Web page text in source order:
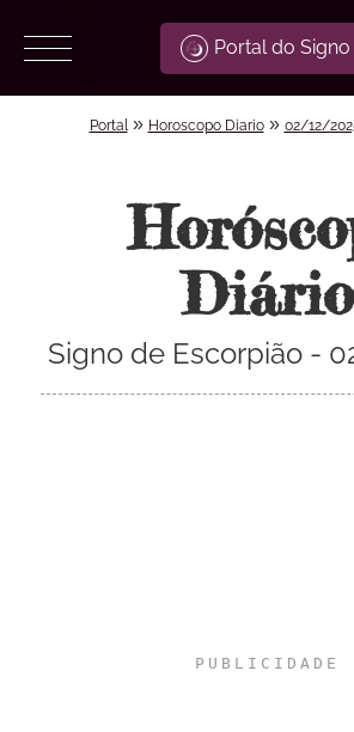
Portal do Signo
Portal » Horoscopo Diario» 02/12/
Diário
Signo de Escorpião -